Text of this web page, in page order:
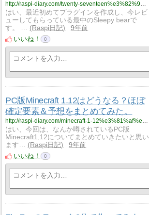
はい、最近初めてプラグインを作成し、今レビ
ューしてもらっている最中のSleepy bearで
す。 …
Raspi日記
9年前
いいね！
0
PC版Minecraft 1.12はどうなる？ほぼ
確定要素＆予想をまとめてみた。
http://raspi-diary.com/minecraft-1-12%e3%81%af%e3%81%a9%e3%81%86%e3%81%aa%e3%82%8b%ef%bc%9f%e3%81%bb%e3%81%bc%e7%a2%ba%e5%ae%9a%e8%a6%81%e7%b4%a0%ef%bc%86%e4%ba%88%e6%83%b3%e3%82%92%e3%81%be%e3%81%a8%e3%82%81%e3%81%a6/
はい、今回は、なんか噂されているPC版
Minecraft1,12についてまとめていきたいと思い
ます…
Raspi日記
9年前
いいね！
0